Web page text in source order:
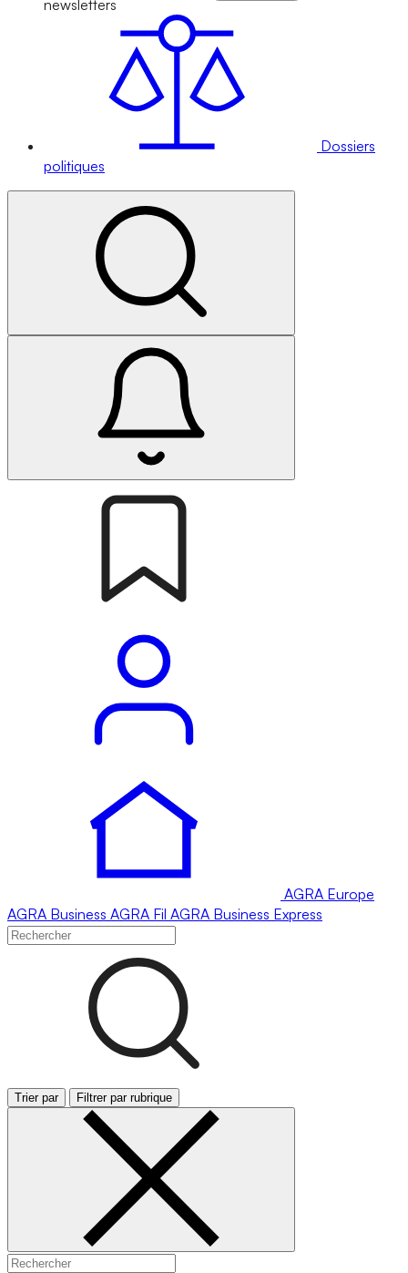
newsletters
Dossiers
politiques
AGRA Europe
AGRA Business AGRA Fil AGRA Business Express
Trier par Filtrer par rubrique